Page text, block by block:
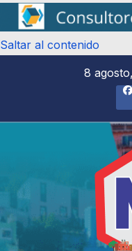
Saltar al contenido
8